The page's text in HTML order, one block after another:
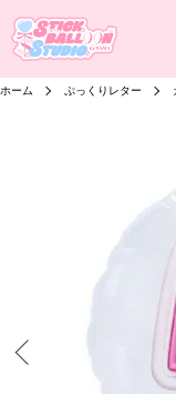
ホーム ぷっくりレター